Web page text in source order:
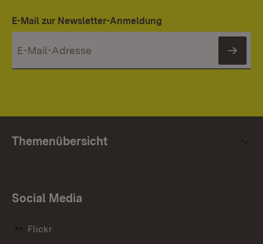
E-Mail zur Newsletter-Anmeldung
Themenübersicht
Social Media
Flickr